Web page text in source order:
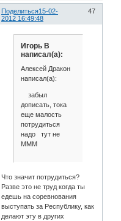
Поделиться 47
15-02-
2012 16:49:48
Игорь В
написал(а):
Алексей Дракон
написал(а):
забыл
дописать, тока
еще малость
потрудиться
надо тут не
МММ
Что значит потрудиться?
Разве это не труд когда ты
едешь на соревнования
выступать за Республику, как
делают эту в других